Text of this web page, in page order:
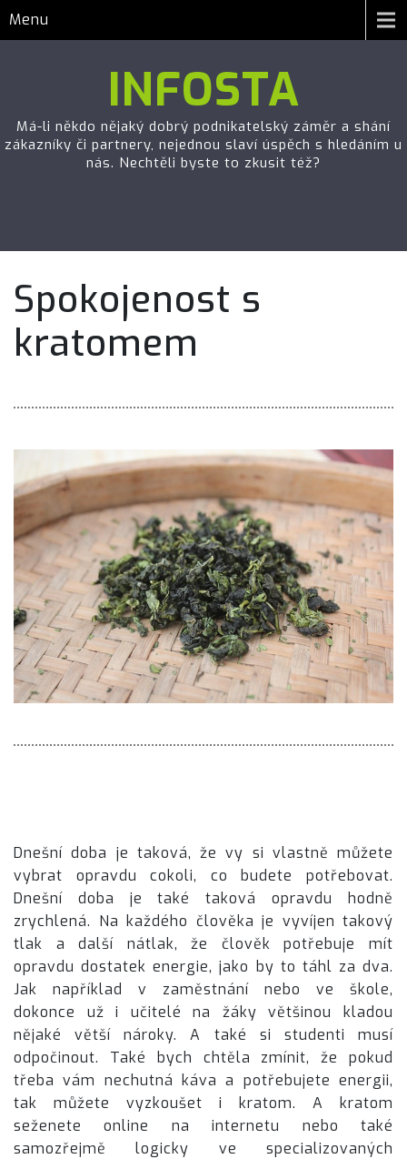
Menu
INFOSTA
Má-li někdo nějaký dobrý podnikatelský záměr a shání
zákazníky či partnery, nejednou slaví úspěch s hledáním u
nás. Nechtěli byste to zkusit též?
Spokojenost s
kratomem
Dnešní doba je taková, že vy si vlastně můžete
vybrat opravdu cokoli, co budete potřebovat.
Dnešní doba je také taková opravdu hodně
zrychlená. Na každého člověka je vyvíjen takový
tlak a další nátlak, že člověk potřebuje mít
opravdu dostatek energie, jako by to táhl za dva.
Jak například v zaměstnání nebo ve škole,
dokonce už i učitelé na žáky většinou kladou
nějaké větší nároky. A také si studenti musí
odpočinout. Také bych chtěla zmínit, že pokud
třeba vám nechutná káva a potřebujete energii,
tak můžete vyzkoušet i kratom. A kratom
seženete online na internetu nebo také
samozřejmě logicky ve specializovaných